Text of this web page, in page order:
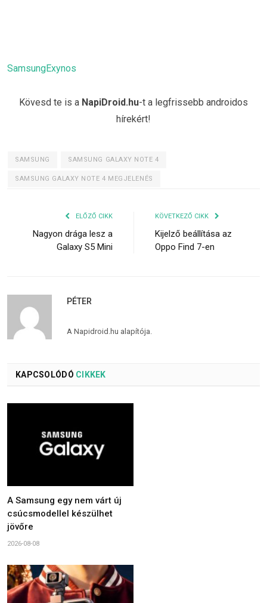
SamsungExynos
Kövesd te is a NapiDroid.hu-t a legfrissebb androidos
hírekért!
SAMSUNG SAMSUNG GALAXY NOTE 4
SAMSUNG GALAXY NOTE 4 MEGJELENÉS
ELŐZŐ CIKK
Nagyon drága lesz a
Galaxy S5 Mini
KÖVETKEZŐ CIKK
Kijelző beállítása az
Oppo Find 7-en
PÉTER
A Napidroid.hu alapítója.
KAPCSOLÓDÓ CIKKEK
A Samsung egy nem várt új
csúcsmodellel készülhet
jövőre
2026-08-08